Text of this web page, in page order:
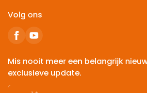
Volg ons
Mis nooit meer een belangrijk
exclusieve update.